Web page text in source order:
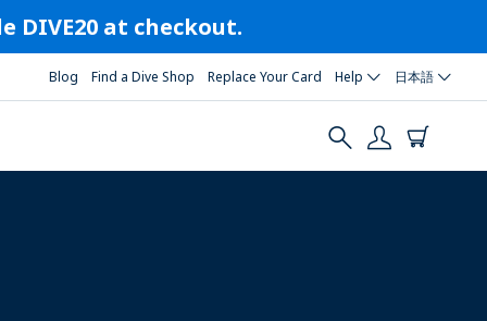
DIVE20 at checkout.
Blog Find a Dive Shop Replace Your Card Help 日本語